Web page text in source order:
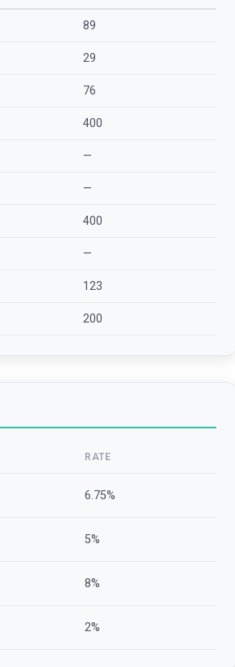
89
29
76
400
—
—
400
—
123
200
RATE
6.75%
5%
8%
2%